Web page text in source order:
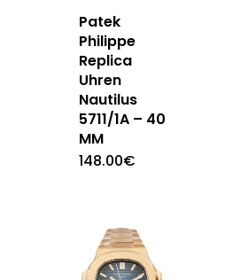
Patek
Philippe
Replica
Uhren
Nautilus
5711/1A – 40
MM
148.00€